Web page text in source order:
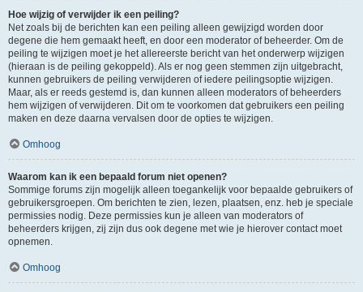
Hoe wijzig of verwijder ik een peiling?
Net zoals bij de berichten kan een peiling alleen gewijzigd worden door
degene die hem gemaakt heeft, en door een moderator of beheerder. Om de
peiling te wijzigen moet je het allereerste bericht van het onderwerp wijzigen
(hieraan is de peiling gekoppeld). Als er nog geen stemmen zijn uitgebracht,
kunnen gebruikers de peiling verwijderen of iedere peilingsoptie wijzigen.
Maar, als er reeds gestemd is, dan kunnen alleen moderators of beheerders
hem wijzigen of verwijderen. Dit om te voorkomen dat gebruikers een peiling
maken en deze daarna vervalsen door de opties te wijzigen.
Omhoog
Waarom kan ik een bepaald forum niet openen?
Sommige forums zijn mogelijk alleen toegankelijk voor bepaalde gebruikers of
gebruikersgroepen. Om berichten te zien, lezen, plaatsen, enz. heb je speciale
permissies nodig. Deze permissies kun je alleen van moderators of
beheerders krijgen, zij zijn dus ook degene met wie je hierover contact moet
opnemen.
Omhoog